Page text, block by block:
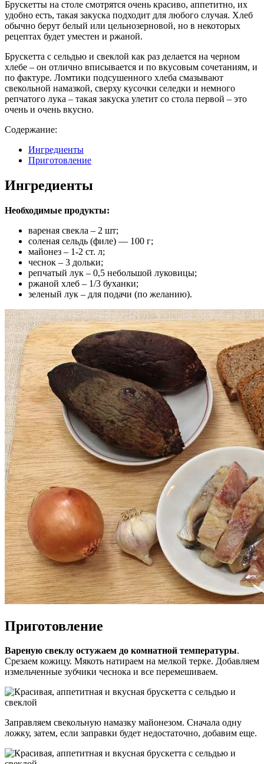
Брускетты на столе смотрятся очень красиво, аппетитно, их
удобно есть, такая закуска подходит для любого случая. Хлеб
обычно берут белый или цельнозерновой, но в некоторых
рецептах будет уместен и ржаной.
Брускетта с сельдью и свеклой как раз делается на черном
хлебе – он отлично вписывается и по вкусовым сочетаниям, и
по фактуре. Ломтики подсушенного хлеба смазывают
свекольной намазкой, сверху кусочки селедки и немного
репчатого лука – такая закуска улетит со стола первой – это
очень и очень вкусно.
Содержание:
Ингредиенты
Приготовление
Ингредиенты
Необходимые продукты:
вареная свекла – 2 шт;
соленая сельдь (филе) — 100 г;
майонез – 1-2 ст. л;
чеснок – 3 дольки;
репчатый лук – 0,5 небольшой луковицы;
ржаной хлеб – 1/3 буханки;
зеленый лук – для подачи (по желанию).
Приготовление
Вареную свеклу остужаем до комнатной температуры.
Срезаем кожицу. Мякоть натираем на мелкой терке. Добавляем
измельченные зубчики чеснока и все перемешиваем.
Заправляем свекольную намазку майонезом. Сначала одну
ложку, затем, если заправки будет недостаточно, добавим еще.